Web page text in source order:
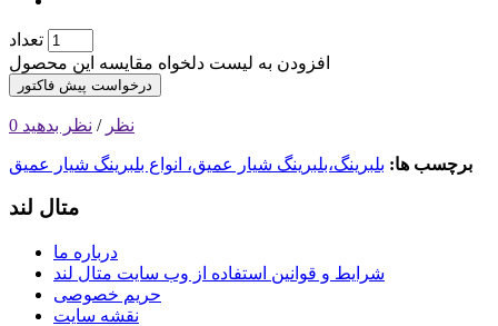
تعداد
افزودن به لیست دلخواه مقایسه این محصول
درخواست پیش فاکتور
0 نظر / نظر بدهید
برچسب ها: بلبرینگ،بلبرینگ شیار عمیق، انواع بلبرینگ شیار عمیق
متال لند
درباره ما
شرایط و قوانین استفاده از وب سایت متال لند
حریم خصوصی
نقشه سایت